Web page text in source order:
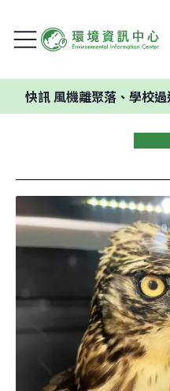
風機離聚落、學校過近 彰化